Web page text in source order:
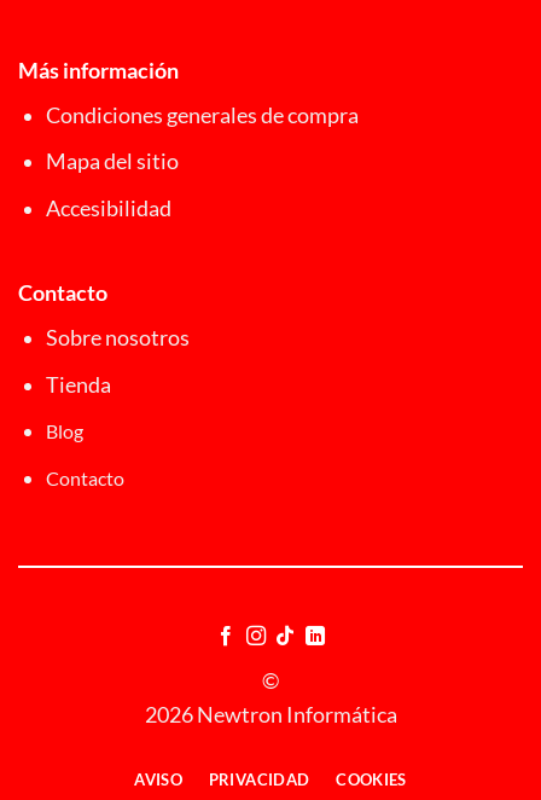
Más información
Condiciones generales de compra
Mapa del sitio
Accesibilidad
Contacto
Sobre nosotros
Tienda
Blog
Contacto
©
2026 Newtron Informática
AVISO PRIVACIDAD COOKIES